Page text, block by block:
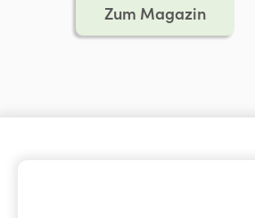
Zum Magazin